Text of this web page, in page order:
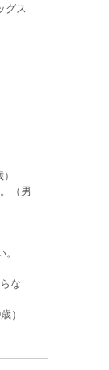
グス
（男
な
）